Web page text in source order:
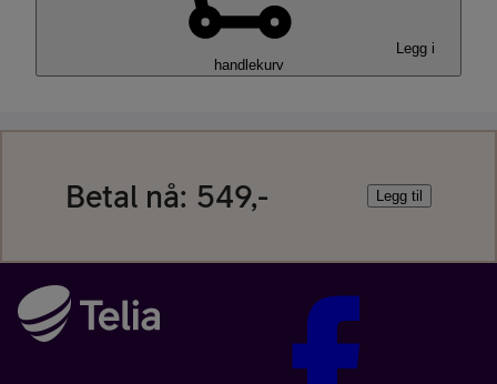
Legg i
handlekurv
Betal nå: 549,- Legg til